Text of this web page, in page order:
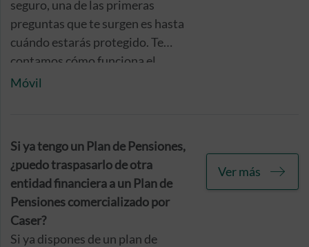
negocio!
seguro, una de las primeras
preguntas que te surgen es hasta
cuándo estarás protegido. Te
contamos cómo funciona el
seguro para móviles
Móvil
Si ya tengo un Plan de Pensiones,
¿puedo traspasarlo de otra
entidad financiera a un Plan de
Pensiones comercializado por
Caser?
Si ya dispones de un plan de
Ver más